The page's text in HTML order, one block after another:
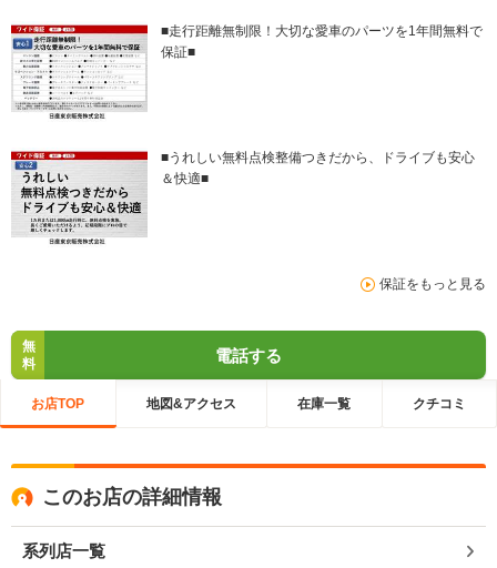
■走行距離無制限！大切な愛車のパーツを1年間無料で
保証■
■うれしい無料点検整備つきだから、ドライブも安心
＆快適■
保証をもっと見る
無
料
電話する
お店TOP 地図&アクセス 在庫一覧 クチコミ
このお店の詳細情報
系列店一覧